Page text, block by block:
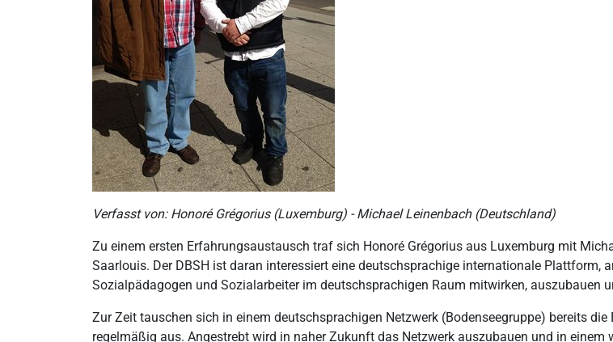
Verfasst von: Honoré Grégorius (Luxemburg) - Michael Leinenbach (Deutschland)
Zu einem ersten Erfahrungsaustausch traf sich Honoré Grégorius aus Luxemburg mit
Saarlouis. Der DBSH ist daran interessiert eine deutschsprachige internationale Plattform,
Sozialpädagogen und Sozialarbeiter im deutschsprachigen Raum mitwirken, auszubauen
Zur Zeit tauschen sich in einem deutschsprachigen Netzwerk (Bodenseegruppe) bereits
regelmäßig aus. Angestrebt wird in naher Zukunft das Netzwerk auszubauen und in